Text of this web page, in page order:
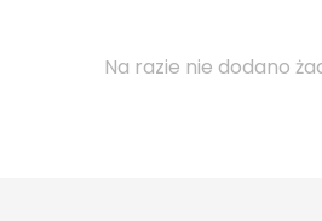
Na razie nie dodano